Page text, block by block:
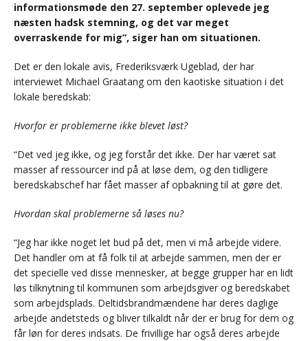
informationsmøde den 27. september oplevede jeg
næsten hadsk stemning, og det var meget
overraskende for mig”, siger han om situationen.
Det er den lokale avis, Frederiksværk Ugeblad, der har
interviewet Michael Graatang om den kaotiske situation i det
lokale beredskab:
Hvorfor er problemerne ikke blevet løst?
“Det ved jeg ikke, og jeg forstår det ikke. Der har været sat
masser af ressourcer ind på at løse dem, og den tidligere
beredskabschef har fået masser af opbakning til at gøre det.
Hvordan skal problemerne så løses nu?
“Jeg har ikke noget let bud på det, men vi må arbejde videre.
Det handler om at få folk til at arbejde sammen, men der er
det specielle ved disse mennesker, at begge grupper har en lidt
løs tilknytning til kommunen som arbejdsgiver og beredskabet
som arbejdsplads. Deltidsbrandmændene har deres daglige
arbejde andetsteds og bliver tilkaldt når der er brug for dem og
får løn for deres indsats. De frivillige har også deres arbejde